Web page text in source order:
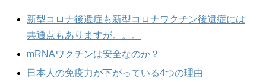
新型コロナ後遺症も新型コロナワクチン後遺症には
共通点もありますが。。。
mRNAワクチンは安全なのか？
日本人の免疫力が下がっている4つの理由